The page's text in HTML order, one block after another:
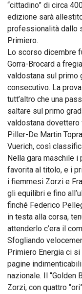
“cittadino” di circa
edizione sarà
professionalità dallo
Primiero.
Lo scorso dicembre
Gorra-Brocard a
valdostana sul primo
consecutivo. La
tutt’altro che una
saltare sul primo
valdostana
Piller-De Martin
Vuerich, così
Nella gara maschile i
favorita al titolo, e i
i fiemmesi Zorzi e
gli equilibri e fino
finché Federico
in testa alla corsa,
attenderlo c’era il
Sfogliando
Primiero Energia ci
pagine
nazionale. Il “Golden
Zorzi, con quattro